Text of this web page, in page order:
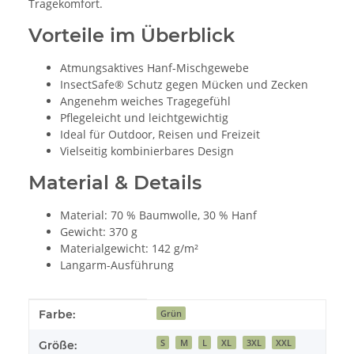
Tragekomfort.
Vorteile im Überblick
Atmungsaktives Hanf-Mischgewebe
InsectSafe® Schutz gegen Mücken und Zecken
Angenehm weiches Tragegefühl
Pflegeleicht und leichtgewichtig
Ideal für Outdoor, Reisen und Freizeit
Vielseitig kombinierbares Design
Material & Details
Material: 70 % Baumwolle, 30 % Hanf
Gewicht: 370 g
Materialgewicht: 142 g/m²
Langarm-Ausführung
Produkteigenschaft
Wert
Farbe: Grün
Größe: S M L XL 3XL XXL